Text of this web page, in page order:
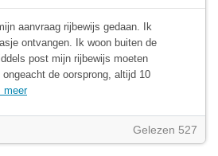
aanvraag rijbewijs gedaan. Ik
ontvangen. Ik woon buiten de
post mijn rijbewijs moeten
de oorsprong, altijd 10
meer
Gelezen 527